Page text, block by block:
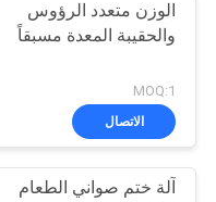
الوزن متعدد الرؤوس
والحقيبة المعدة مسبقاً
MOQ:1
الاتصال
آلة ختم صواني الطعام